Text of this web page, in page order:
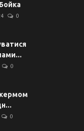
0
0
кермом
0